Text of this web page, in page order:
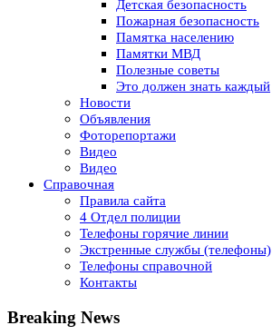
Детская безопасность
Пожарная безопасность
Памятка населению
Памятки МВД
Полезные советы
Это должен знать каждый
Новости
Объявления
Фоторепортажи
Видео
Видео
Справочная
Правила сайта
4 Отдел полиции
Телефоны горячие линии
Экстренные службы (телефоны)
Телефоны справочной
Контакты
Breaking News